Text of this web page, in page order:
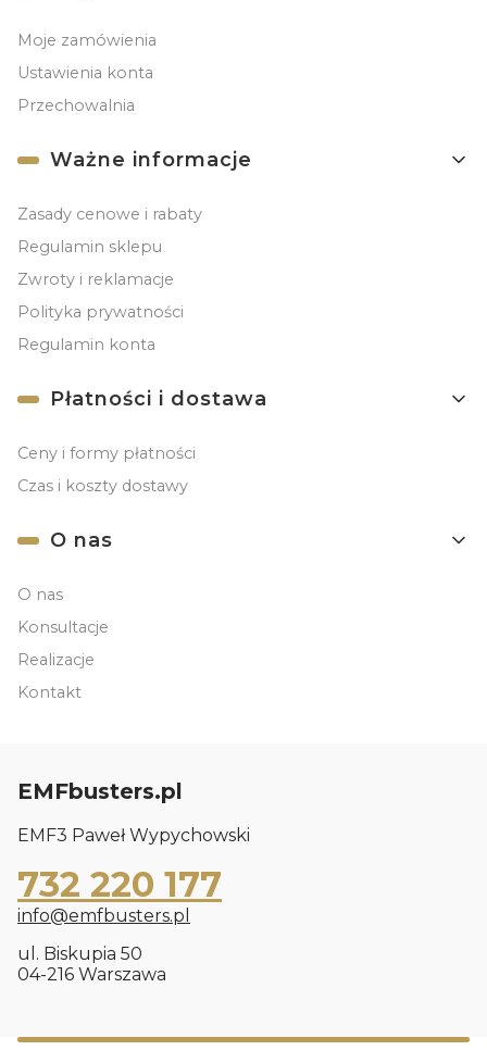
Moje zamówienia
Ustawienia konta
Przechowalnia
Ważne informacje
Zasady cenowe i rabaty
Regulamin sklepu
Zwroty i reklamacje
Polityka prywatności
Regulamin konta
Płatności i dostawa
Ceny i formy płatności
Czas i koszty dostawy
O nas
O nas
Konsultacje
Realizacje
Kontakt
EMFbusters.pl
EMF3 Paweł Wypychowski
732 220 177
info@emfbusters.pl
ul. Biskupia 50
04-216 Warszawa